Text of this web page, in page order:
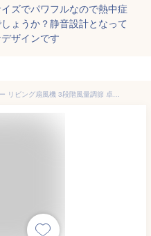
ズでパワフルなので熱中症
ょうか？静音設計となって
ザインです
あす楽 360°首振り サーキュレーター リビング扇風機 3段階風量調節 卓上型 360°首振り 扇風機 パワフル送風 3D送風 小型 静音 29dB 軽量設計 冷房 暖房 空気循環 換気 梅雨 衣類乾燥 省エネ 節電 ギフト xr-ht01